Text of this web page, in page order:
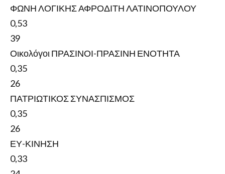
ΦΩΝΗ ΛΟΓΙΚΗΣ ΑΦΡΟΔΙΤΗ ΛΑΤΙΝΟΠΟΥΛΟΥ
0,53
39
Οικολόγοι ΠΡΑΣΙΝΟΙ-ΠΡΑΣΙΝΗ ΕΝΟΤΗΤΑ
0,35
26
ΠΑΤΡΙΩΤΙΚΟΣ ΣΥΝΑΣΠΙΣΜΟΣ
0,35
26
ΕΥ-ΚΙΝΗΣΗ
0,33